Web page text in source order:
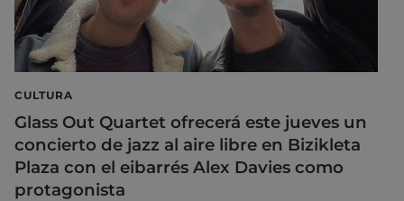
CULTURA
Glass Out Quartet ofrecerá este jueves un
concierto de jazz al aire libre en Bizikleta
Plaza con el eibarrés Alex Davies como
protagonista